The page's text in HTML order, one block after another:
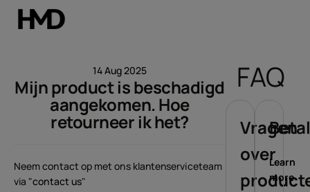
Smartphones
Feature phones
Accessoires
14 Aug 2025
Mijn product is beschadigd
aangekomen. Hoe
retourneer ik het?
Neem contact op met ons klantenserviceteam
via "contact us"
FAQ
Vragen
overLearn
more